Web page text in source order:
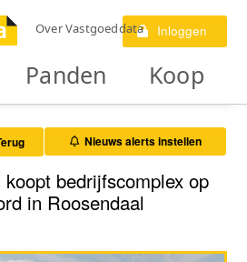
Over Vastgoeddata Inloggen
Panden Koop
Nieuws alerts instellen
bedrijfscomplex op
in Roosendaal